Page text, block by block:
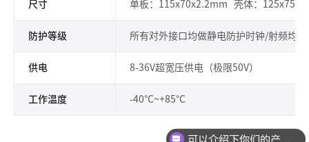
尺寸 单板：115x70x2.2mm 壳体：
防护等级 所有对外接口均做静电防护时钟/射频均
供电 8-36V超宽压供电（极限50V）
工作温度 -40°C~+85°C